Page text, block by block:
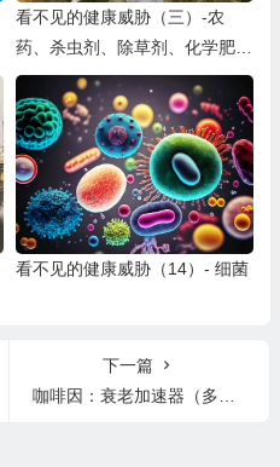
看不见的健康威胁（三）-农
药、杀虫剂、除草剂、化学肥料
等
看不见的健康威胁（14）- 细菌
下一篇
咖啡因：衰老加速器（多分类2）